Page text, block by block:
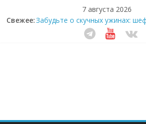
7 августа 2026
Свежее:Забудьте о скучных ужинах:
которое видит вашу еду
Небо зовёт: как бизнес на
Секрет супергидратации: